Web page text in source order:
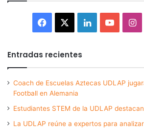
Facebook LinkedInYouTube
Entradas recientes
Coach de Escuelas Aztecas UDLAP
Football en Alemania
Estudiantes STEM de la UDLAP
La UDLAP reúne a expertos para